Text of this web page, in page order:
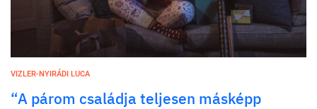
VIZLER-NYIRÁDI LUCA
“A párom családja teljesen másképp